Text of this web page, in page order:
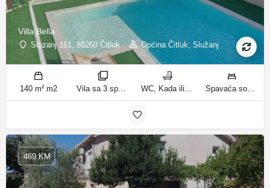
Villa Bella
Sluzanj 161, 88260 Čitluk Općina Čitluk, Služanj
140 m² m2 Vila sa 3 spavaće sobe sobe WC, Kada ili tuš kupatila Spavaća soba 1: 1 bračni krevet | Spavaća soba 2: 2 kreveta za jednu osobu | Spavaća soba 3: 2 kreveta za jednu osobu | Dnevni boravak: 1 kauč na razvlačenje ležaja
469 KM